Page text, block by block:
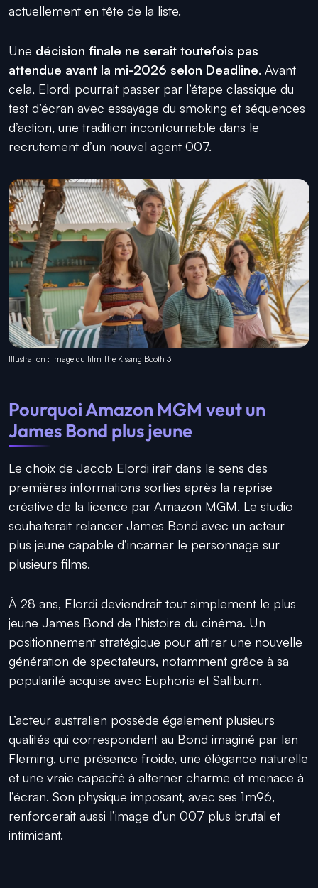
actuellement en tête de la liste.
Une décision finale ne serait toutefois pas
attendue avant la mi-2026 selon Deadline. Avant
cela, Elordi pourrait passer par l’étape classique du
test d’écran avec essayage du smoking et séquences
d’action, une tradition incontournable dans le
recrutement d’un nouvel agent 007.
Illustration : image du film The Kissing Booth 3
Pourquoi Amazon MGM veut un
James Bond plus jeune
Le choix de Jacob Elordi irait dans le sens des
premières informations sorties après la reprise
créative de la licence par Amazon MGM. Le studio
souhaiterait relancer James Bond avec un acteur
plus jeune capable d’incarner le personnage sur
plusieurs films.
À 28 ans, Elordi deviendrait tout simplement le plus
jeune James Bond de l’histoire du cinéma. Un
positionnement stratégique pour attirer une nouvelle
génération de spectateurs, notamment grâce à sa
popularité acquise avec Euphoria et Saltburn.
L’acteur australien possède également plusieurs
qualités qui correspondent au Bond imaginé par Ian
Fleming, une présence froide, une élégance naturelle
et une vraie capacité à alterner charme et menace à
l’écran. Son physique imposant, avec ses 1m96,
renforcerait aussi l’image d’un 007 plus brutal et
intimidant.